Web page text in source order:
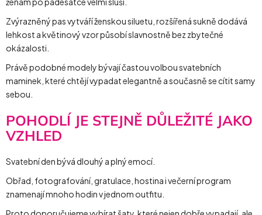
Zvýrazněný pas vytváří ženskou siluetu, rozšířená sukně dodává
lehkost a květinový vzor působí slavnostně bez zbytečné
okázalosti.
Právě podobné modely bývají častou volbou svatebních
maminek, které chtějí vypadat elegantně a současně se cítit samy
sebou.
POHODLÍ JE STEJNĚ DŮLEŽITÉ JAKO
VZHLED
Svatební den bývá dlouhý a plný emocí.
Obřad, fotografování, gratulace, hostina i večerní program
znamenají mnoho hodin v jednom outfitu.